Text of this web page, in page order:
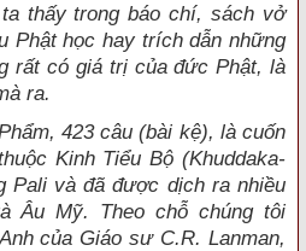
thấy trong báo chí, sách vở
Phật học hay trích dẫn những
rất có giá trị của đức Phật, là
ra.
423 câu (bài kệ), là cuốn
Kinh Tiểu Bộ (Khuddaka-
Pali và đã được dịch ra nhiều
Âu Mỹ. Theo chỗ chúng tôi
của Giáo sư C.R. Lanman,